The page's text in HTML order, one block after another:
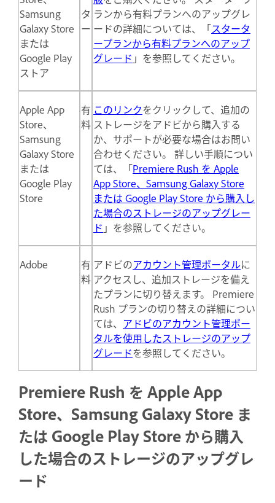
Samsung
Galaxy Store
または
Google Play
ストア
タ
ー
ランから有料プランへのアップグレ
ードの詳細については、「スタータ
ープランから有料プランへのアップ
グレード 」を参照してください。
Apple App
Store、
Samsung
Galaxy Store
または
Google Play
Store
有
料
このリンクをクリックして、追加の
ストレージをアドビから購入する
か、サポートが必要な場合はお問い
合わせください。 詳しい手順につい
ては、「Premiere Rush を Apple
App Store、Samsung Galaxy Store
または Google Play Store から購入し
た場合のストレージのアップグレー
ド 」を参照してください。
Adobe
有
料
アドビのアカウント管理ポータルに
アクセスし、追加ストレージを備え
たプランに切り替えます。 Premiere
Rush プランの切り替えの詳細につい
ては、 アドビのアカウント管理ポー
タルを使用したストレージのアップ
グレードを参照してください。
Premiere Rush を Apple App
Store、Samsung Galaxy Store ま
たは Google Play Store から購入
した場合のストレージのアップグレ
ード